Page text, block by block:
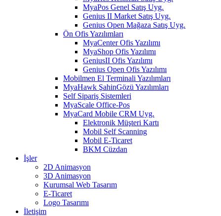
MyaPos Genel Satış Uyg.
Genius II Market Satış Uyg.
Genius Open Mağaza Satış Uyg.
Ön Ofis Yazılımları
MyaCenter Ofis Yazılımı
MyaShop Ofis Yazılımı
GeniusII Ofis Yazılımı
Genius Open Ofis Yazılımı
Mobilmen El Terminali Yazılımları
MyaHawk ŞahinGözü Yazılımları
Self Sipariş Sistemleri
MyaScale Office-Pos
MyaCard Mobile CRM Uyg.
Elektronik Müşteri Kartı
Mobil Self Scanning
Mobil E-Ticaret
BKM Cüzdan
İşler
2D Animasyon
3D Animasyon
Kurumsal Web Tasarım
E-Ticaret
Logo Tasarımı
İletişim